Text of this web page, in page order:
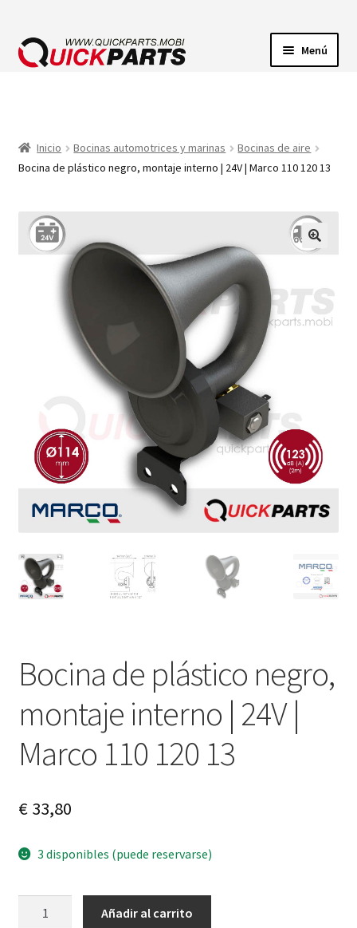
Menú
CLAXONES
Inicio Bocinas automotrices y marinas
Bocinas de aire
Bocina de plástico negro, montaje interno | 24V | Marco 110 120 13
Bocina de plástico negro,
montaje interno | 24V |
Marco 110 120 13
€33,80
3 disponibles (puede reservarse)
Añadir al carrito